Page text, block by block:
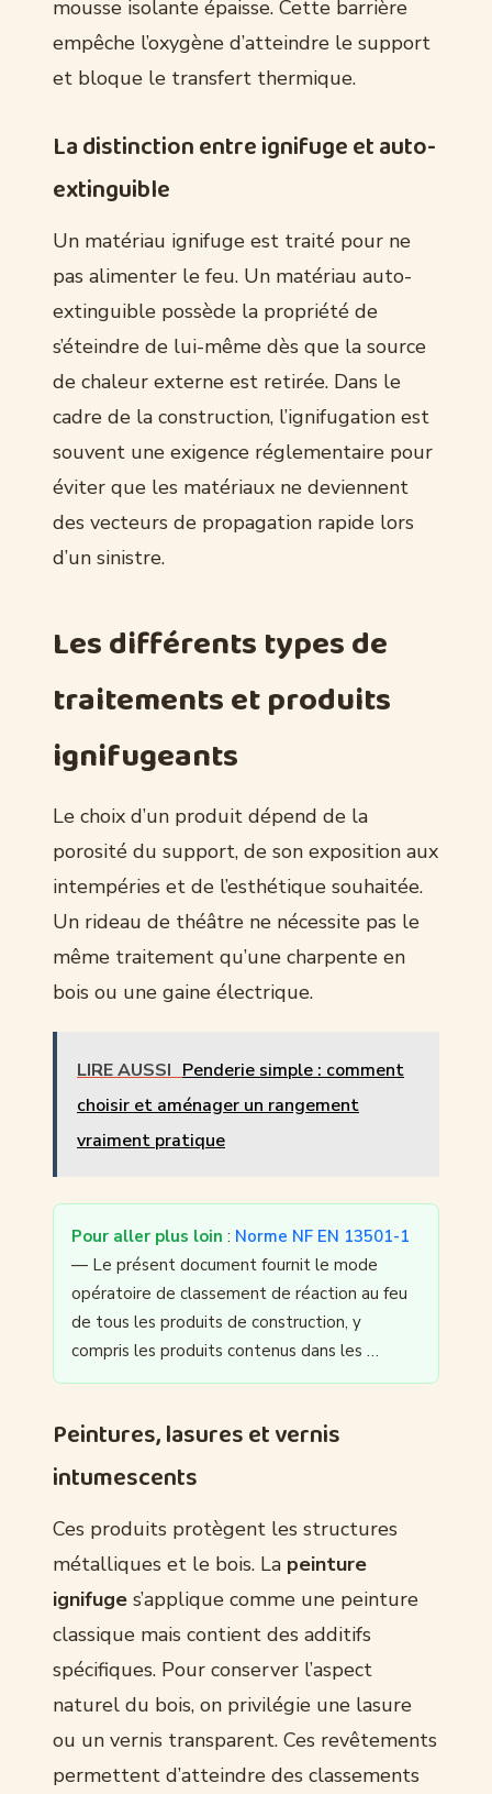
mousse isolante épaisse. Cette barrière
empêche l’oxygène d’atteindre le support
et bloque le transfert thermique.
La distinction entre ignifuge et auto-
extinguible
Un matériau ignifuge est traité pour ne
pas alimenter le feu. Un matériau auto-
extinguible possède la propriété de
s’éteindre de lui-même dès que la source
de chaleur externe est retirée. Dans le
cadre de la construction, l’ignifugation est
souvent une exigence réglementaire pour
éviter que les matériaux ne deviennent
des vecteurs de propagation rapide lors
d’un sinistre.
Les différents types de
traitements et produits
ignifugeants
Le choix d’un produit dépend de la
porosité du support, de son exposition aux
intempéries et de l’esthétique souhaitée.
Un rideau de théâtre ne nécessite pas le
même traitement qu’une charpente en
bois ou une gaine électrique.
LIRE AUSSI Penderie simple : comment
choisir et aménager un rangement
vraiment pratique
Pour aller plus loin : Norme NF EN 13501-1
— Le présent document fournit le mode
opératoire de classement de réaction au feu
de tous les produits de construction, y
compris les produits contenus dans les …
Peintures, lasures et vernis
intumescents
Ces produits protègent les structures
métalliques et le bois. La peinture
ignifuge s’applique comme une peinture
classique mais contient des additifs
spécifiques. Pour conserver l’aspect
naturel du bois, on privilégie une lasure
ou un vernis transparent. Ces revêtements
permettent d’atteindre des classements